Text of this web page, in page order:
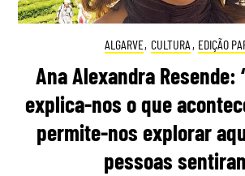
ALGARVE, CULTURA , EDIÇÃO
Ana Alexandra Resende:
explica-nos o que
permite-nos explorar
pessoas